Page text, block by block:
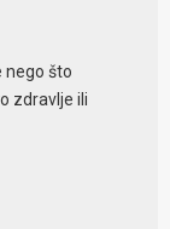
nego što
zdravlje ili